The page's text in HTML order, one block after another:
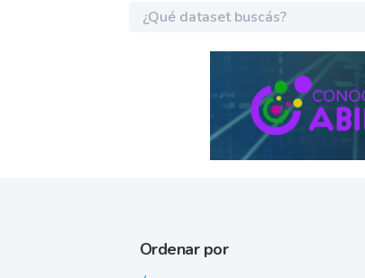
Ordenar por